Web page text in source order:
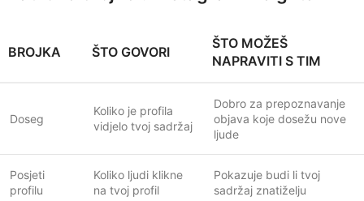
BROJKA ŠTO GOVORI
ŠTO MOŽEŠ
NAPRAVITI S TIM
Doseg
Koliko je profila
vidjelo tvoj sadržaj
Dobro za prepoznavanje
objava koje dosežu nove
ljude
Posjeti
profilu
Koliko ljudi klikne
na tvoj profil
Pokazuje budi li tvoj
sadržaj znatiželju